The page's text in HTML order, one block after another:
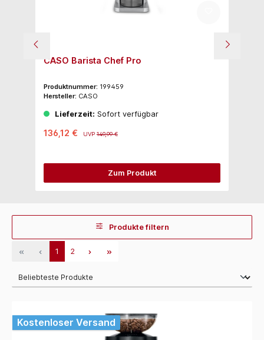
CASO Barista Chef Pro
Produktnummer: 199459
Hersteller: CASO
Lieferzeit: Sofort verfügbar
136,12 € UVP149,99 €
Zum Produkt
Produkte filtern
1 2
Kostenloser Versand